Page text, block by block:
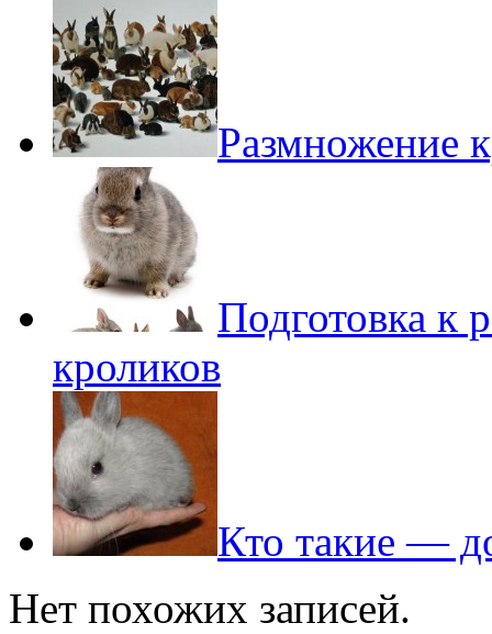
Размножение
Подготовка к
кроликов
Кто такие —
Нет похожих записей.